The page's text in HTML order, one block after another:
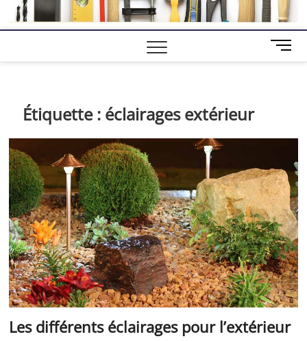
M
e
n
Étiquette : éclairages extérieur
Les différents éclairages pour l’extérieur